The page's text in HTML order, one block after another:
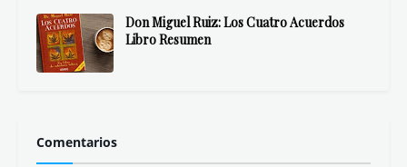
Don Miguel Ruiz: Los Cuatro Acuerdos
Libro Resumen
Comentarios